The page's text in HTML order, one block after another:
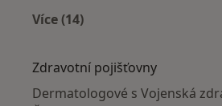
Více (14)
Zdravotní pojišťovny
Dermatologové s Vojenská